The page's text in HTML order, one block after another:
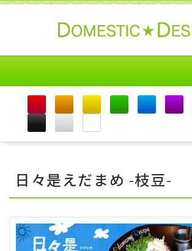
日々是えだまめ -枝豆-